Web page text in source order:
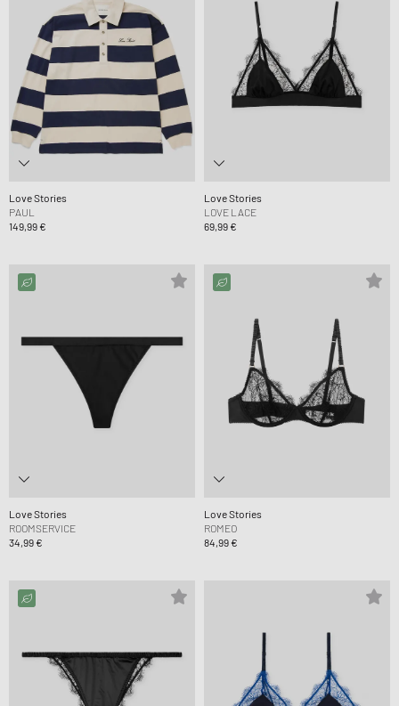
Love Stories
PAUL
149,99 €
Love Stories
LOVE LACE
69,99 €
Love Stories
ROOMSERVICE
34,99 €
Love Stories
ROMEO
84,99 €